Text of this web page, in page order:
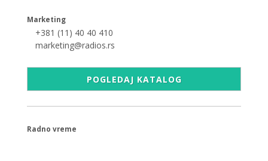
Marketing
+381 (11) 40 40 410
marketing@radios.rs
POGLEDAJ KATALOG
Radno vreme